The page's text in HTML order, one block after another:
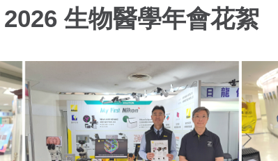
2026 生物醫學年會花絮